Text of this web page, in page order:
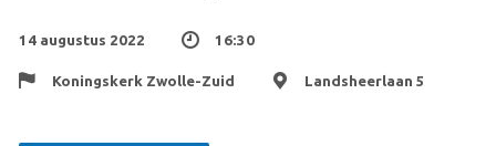
14 augustus 2022 16:30
Koningskerk Zwolle-Zuid Landsheerlaan 5